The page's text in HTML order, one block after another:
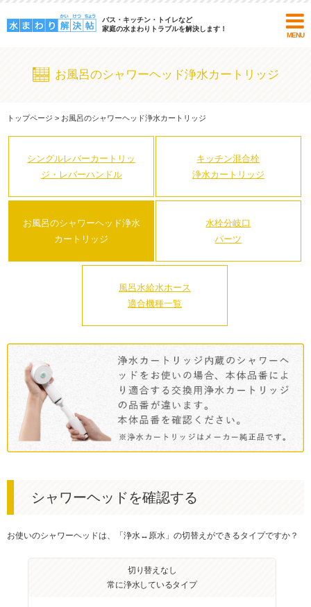
バス・キッチン・トイレなど
家庭の水まわりトラブルを解決します！
MENU
お風呂のシャワーヘッド浄水カートリッジ
トップページ > お風呂のシャワーヘッド浄水カートリッジ
シングルレバーカートリッ
ジ・ レバーハンドル
キッチン混合栓
浄水カートリッジ
お風呂のシャワーヘッド浄水
カートリッジ
水栓分岐口
パーツ
風呂水給水ホース
適合機種一覧
シャワーヘッドを確認する
お使いのシャワーヘッドは、「浄水↔︎原水」の切替えができるタイプですか？
切り替えなし
常に浄水しているタイプ